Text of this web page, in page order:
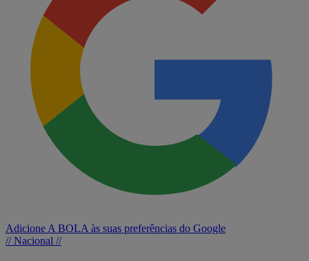
Adicione A BOLA às suas preferências do Google
// Nacional //